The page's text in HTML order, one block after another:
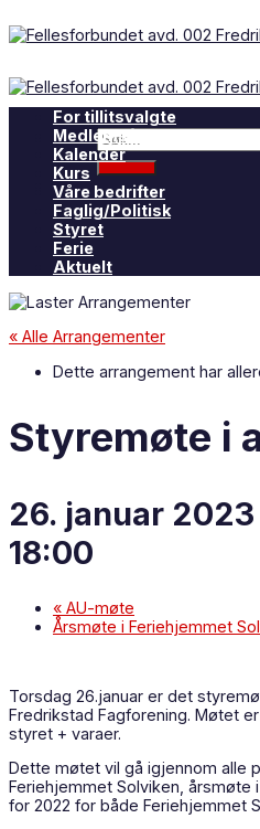
to
For tillitsvalgte
Medlemsfordeler
Kalender
Kurs
Våre bedrifter
Faglig/Politisk
Styret
Ferie
Aktuelt
« Alle Arrangementer
Dette arrangement har
Styremøte i
26. januar 2023
18:00
« AU-møte
Årsmøte i Feriehjemmet
Torsdag 26.januar er det
Fredrikstad Fagforening. Møtet
styret + varaer.
Dette møtet vil gå igjennom alle
Feriehjemmet Solviken, årsmøte
for 2022 for både Feriehjemmet